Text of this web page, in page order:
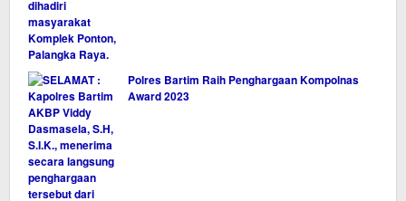
Polres Bartim Raih Penghargaan Kompolnas
Award 2023